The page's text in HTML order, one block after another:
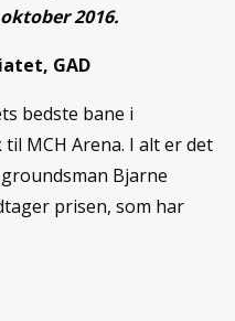
2016.
GAD
bedste bane i
MCH Arena. I alt er det
Bjarne
prisen, som har